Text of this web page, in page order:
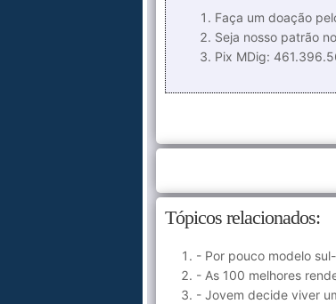
Faça um doação
Seja nosso patrão
Pix MDig:
Tópicos relacionados:
- Por pouco modelo
- As 100 melhores
- Jovem decide viver